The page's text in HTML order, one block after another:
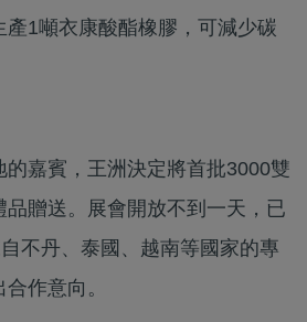
產1噸衣康酸酯橡膠，可減少碳
嘉賓，王洲決定將首批3000雙
品贈送。展會開放不到一天，已
不丹、泰國、越南等國家的專
作意向。